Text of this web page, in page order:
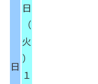
日
日
（
火
）
１